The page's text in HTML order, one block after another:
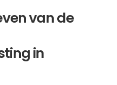
van de
in